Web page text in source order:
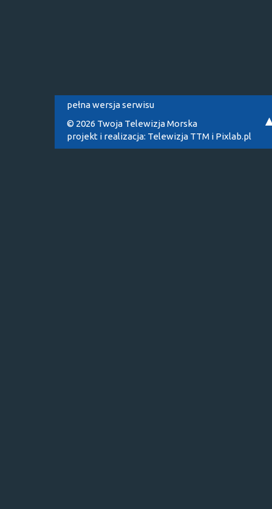
pełna wersja serwisu
© 2026 Twoja Telewizja Morska
projekt i realizacja: Telewizja TTM i Pixlab.pl